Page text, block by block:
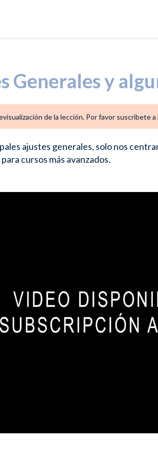
Generales y
de la lección. Por favor suscribete
ajustes generales, solo nos
cursos más avanzados.